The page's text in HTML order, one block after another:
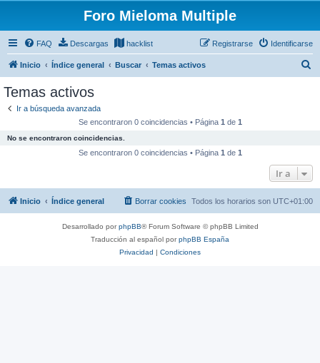
Foro Mieloma Multiple
FAQ Descargas hacklist Identificarse
Registrarse
Inicio Índice general Buscar Temas activos
Temas activos
Ir a búsqueda avanzada
Se encontraron 0 coincidencias • Página 1 de 1
No se encontraron coincidencias.
Se encontraron 0 coincidencias • Página 1 de 1
Ir a
Inicio Índice general Todos los horarios son UTC+01:00
Borrar cookies
Desarrollado porphpBB® Forum Software © phpBB Limited
Traducción al español porphpBB España
Privacidad | Condiciones